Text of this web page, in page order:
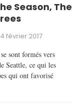
Season, The
4 février 2017
sont formés vers
Seattle, ce qui les
qui ont favorisé